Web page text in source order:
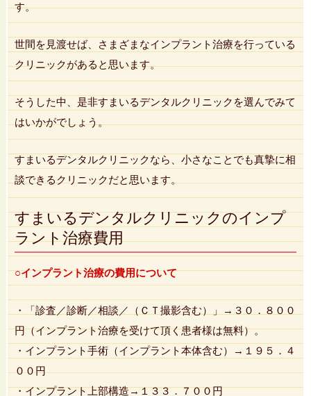
す。
世間を見渡せば、さまざまなインプラント治療を行っている
クリニックがあると思います。
そうした中、是非すまいるデンタルクリニックを選んでみて
はいかがでしょう。
すまいるデンタルクリニックなら、小さなことでも真摯に相
談できるクリニックだと思います。
すまいるデンタルクリニックのインプ
ラント治療費用
○インプラント治療の費用について
・「診査／診断／相談／（ＣＴ撮影含む）」→３０．８００
円（インプラント治療を受けて頂く患者様は無料）。
・インプラント手術（インプラント本体含む）→１９５．４
００円
・インプラント上部構造→１３３．７００円